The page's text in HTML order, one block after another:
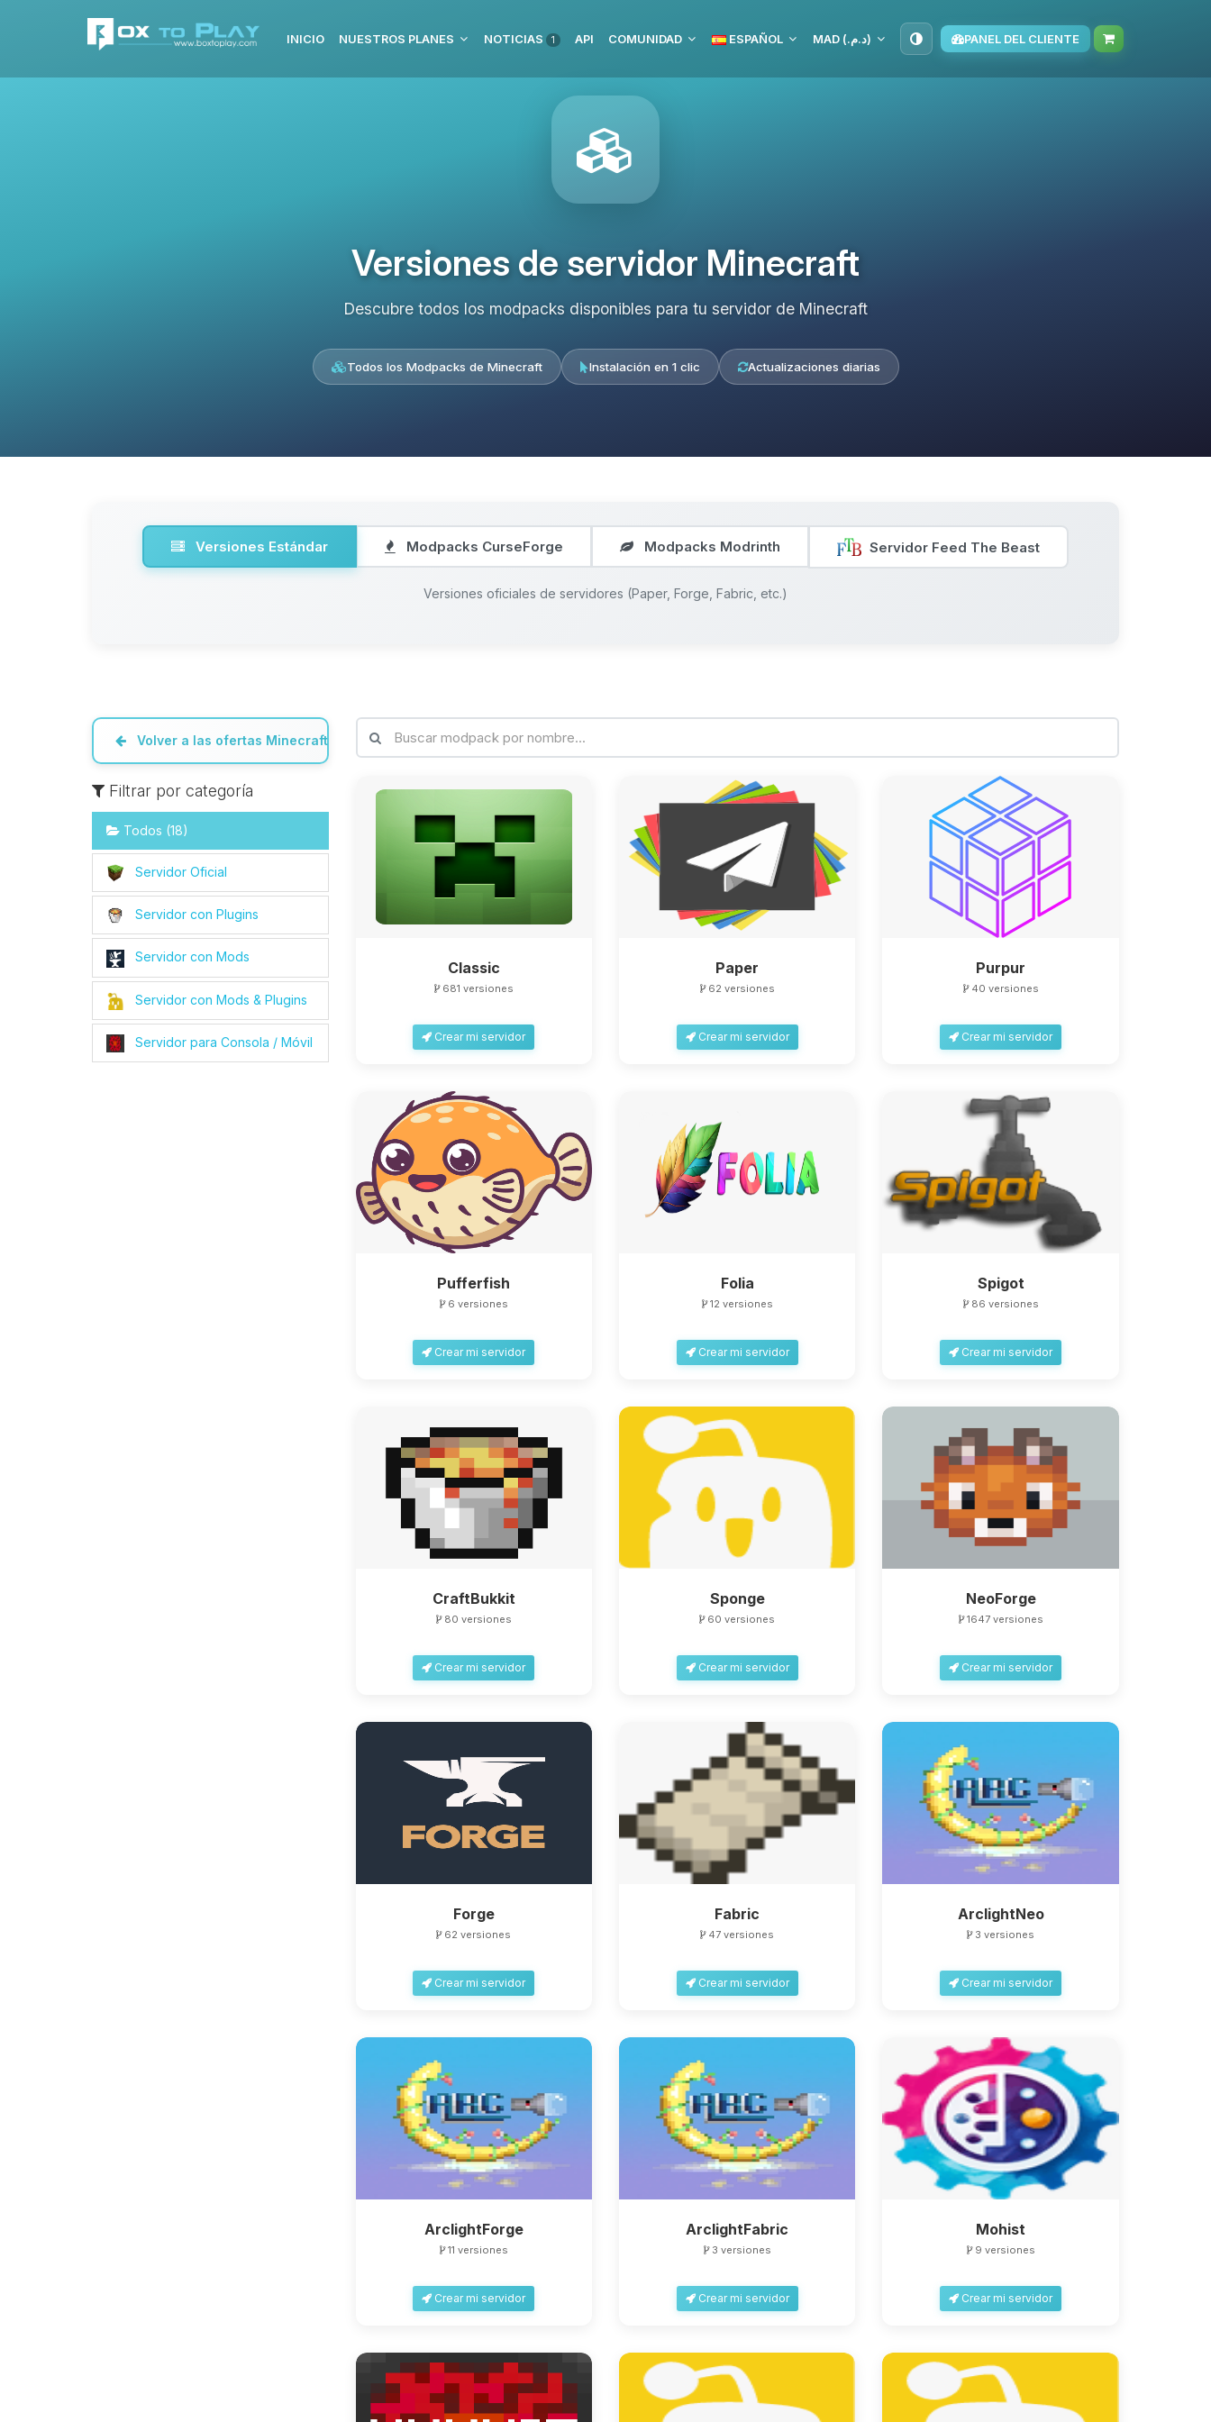
INICIO NUESTROS PLANES NOTICIAS 1 API COMUNIDAD ESPAÑOL MAD (د.م.‏) PANEL DEL CLIENTE
Versiones de servidor Minecraft
Descubre todos los modpacks disponibles para tu servidor de Minecraft
Todos los Modpacks de Minecraft Instalación en 1 clic Actualizaciones diarias
Versiones Estándar Modpacks CurseForge Modpacks Modrinth Servidor Feed The Beast
Versiones oficiales de servidores (Paper, Forge, Fabric, etc.)
Volver a las ofertas Minecraft
Filtrar por categoría
Todos (18)
Servidor Oficial
Servidor con Plugins
Servidor con Mods
Servidor con Mods & Plugins
Servidor para Consola / Móvil
Classic
681 versiones
Crear mi servidor
Paper
62 versiones
Crear mi servidor
Purpur
40 versiones
Crear mi servidor
Pufferfish
6 versiones
Crear mi servidor
Folia
12 versiones
Crear mi servidor
Spigot
86 versiones
Crear mi servidor
CraftBukkit
80 versiones
Crear mi servidor
Sponge
60 versiones
Crear mi servidor
NeoForge
1647 versiones
Crear mi servidor
Forge
62 versiones
Crear mi servidor
Fabric
47 versiones
Crear mi servidor
ArclightNeo
3 versiones
Crear mi servidor
ArclightForge
11 versiones
Crear mi servidor
ArclightFabric
3 versiones
Crear mi servidor
Mohist
9 versiones
Crear mi servidor